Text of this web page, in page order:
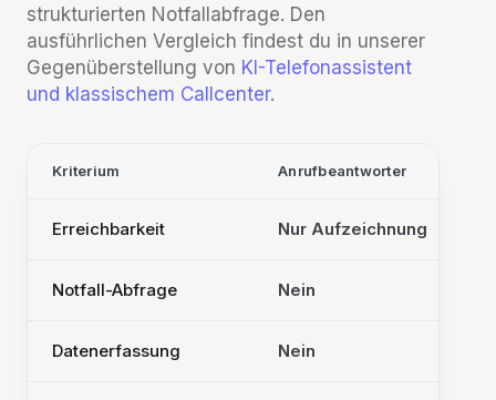
strukturierten Notfallabfrage. Den
ausführlichen Vergleich findest du in unserer
Gegenüberstellung von KI-Telefonassistent
und klassischem Callcenter.
Kriterium Anrufbeantworter
Erreichbarkeit Nur Aufzeichnung
Notfall-Abfrage Nein
Datenerfassung Nein